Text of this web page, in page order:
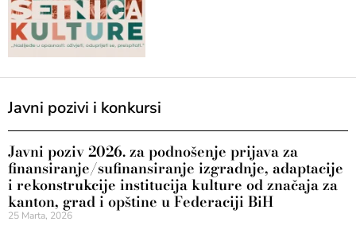
Javni pozivi i konkursi
Javni poziv 2026. za podnošenje prijava za
finansiranje/sufinansiranje izgradnje, adaptacije
i rekonstrukcije institucija kulture od značaja za
kanton, grad i opštine u Federaciji BiH
25 Marta, 2026